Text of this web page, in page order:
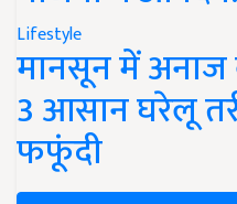
Lifestyle
मानसून में
3 आसान घरेलू
फफूंदी